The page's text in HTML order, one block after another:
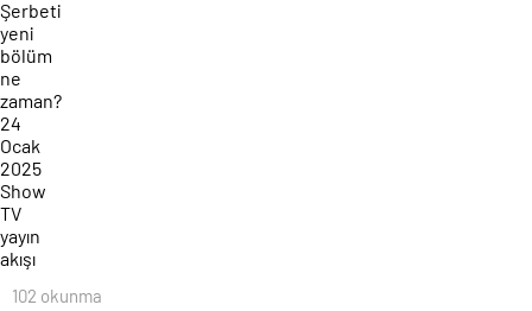
102 okunma